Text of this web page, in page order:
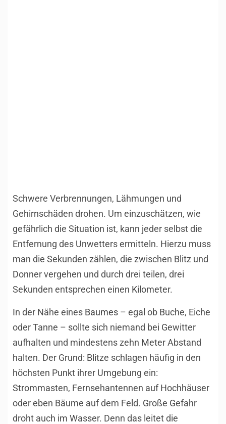
Schwere Verbrennungen, Lähmungen und
Gehirnschäden drohen. Um einzuschätzen, wie
gefährlich die Situation ist, kann jeder selbst die
Entfernung des Unwetters ermitteln. Hierzu muss
man die Sekunden zählen, die zwischen Blitz und
Donner vergehen und durch drei teilen, drei
Sekunden entsprechen einen Kilometer.
In der Nähe eines Baumes – egal ob Buche, Eiche
oder Tanne – sollte sich niemand bei Gewitter
aufhalten und mindestens zehn Meter Abstand
halten. Der Grund: Blitze schlagen häufig in den
höchsten Punkt ihrer Umgebung ein:
Strommasten, Fernsehantennen auf Hochhäuser
oder eben Bäume auf dem Feld. Große Gefahr
droht auch im Wasser. Denn das leitet die